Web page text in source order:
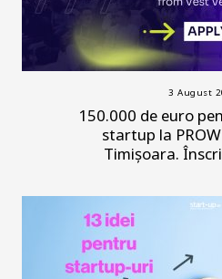
3 August
150.000 de euro
startup la
Timișoara.